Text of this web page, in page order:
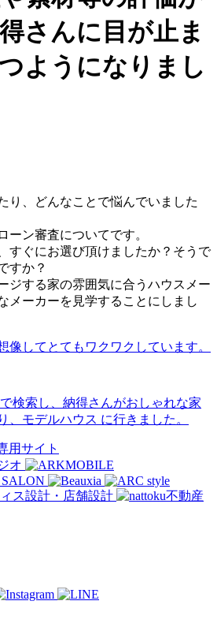
さんに目が止ま
ようになりまし
り、どんなことで悩んでいました
ーン審査についてです。
すぐにお選び頂けましたか？そうで
すか？
ジする家の雰囲気に合うハウスメー
メーカーを見学することにしまし
像してとてもワクワクしています。
検索し、納得さんがおしゃれな家
、モデルハウス に行きました。